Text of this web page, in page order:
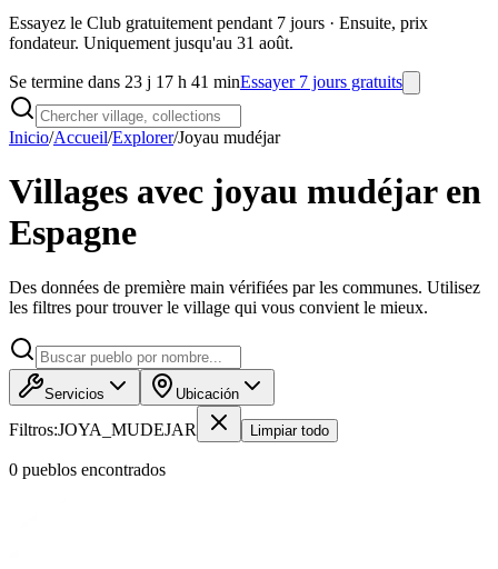
Essayez le Club gratuitement pendant 7 jours · Ensuite, prix
fondateur. Uniquement jusqu'au 31 août.
Se termine dans 23 j 17 h 41 minEssayer 7 jours gratuits
Inicio/Accueil/Explorer/Joyau mudéjar
Villages avec joyau mudéjar en
Espagne
Des données de première main vérifiées par les communes. Utilisez
les filtres pour trouver le village qui vous convient le mieux.
Servicios Ubicación
Filtros:JOYA_MUDEJAR Limpiar todo
0 pueblos encontrados